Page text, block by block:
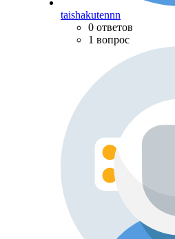
taishakutennn
0 ответов
1 вопрос